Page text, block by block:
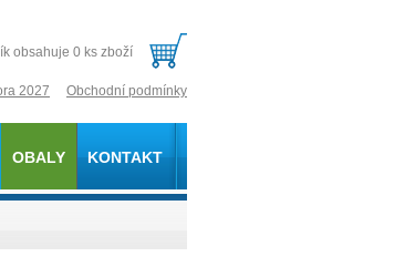
obsahuje 0 ks zboží
Obchodní podmínky
2027
OBALY KONTAKT